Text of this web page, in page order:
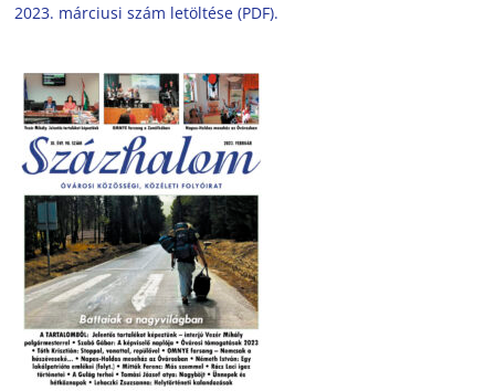
2023. márciusi szám letöltése (PDF).